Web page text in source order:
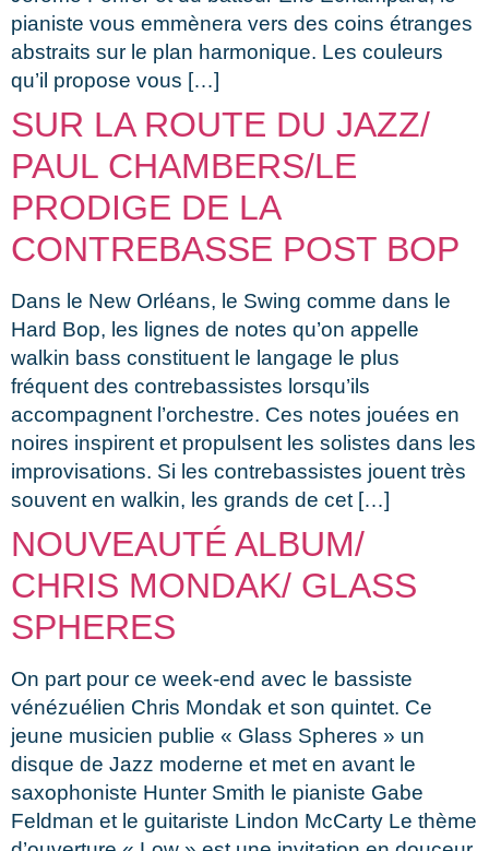
pianiste vous emmènera vers des coins étranges
abstraits sur le plan harmonique. Les couleurs
qu’il propose vous […]
SUR LA ROUTE DU JAZZ/
PAUL CHAMBERS/LE
PRODIGE DE LA
CONTREBASSE POST BOP
Dans le New Orléans, le Swing comme dans le
Hard Bop, les lignes de notes qu’on appelle
walkin bass constituent le langage le plus
fréquent des contrebassistes lorsqu’ils
accompagnent l’orchestre. Ces notes jouées en
noires inspirent et propulsent les solistes dans les
improvisations. Si les contrebassistes jouent très
souvent en walkin, les grands de cet […]
NOUVEAUTÉ ALBUM/
CHRIS MONDAK/ GLASS
SPHERES
On part pour ce week-end avec le bassiste
vénézuélien Chris Mondak et son quintet. Ce
jeune musicien publie « Glass Spheres » un
disque de Jazz moderne et met en avant le
saxophoniste Hunter Smith le pianiste Gabe
Feldman et le guitariste Lindon McCarty Le thème